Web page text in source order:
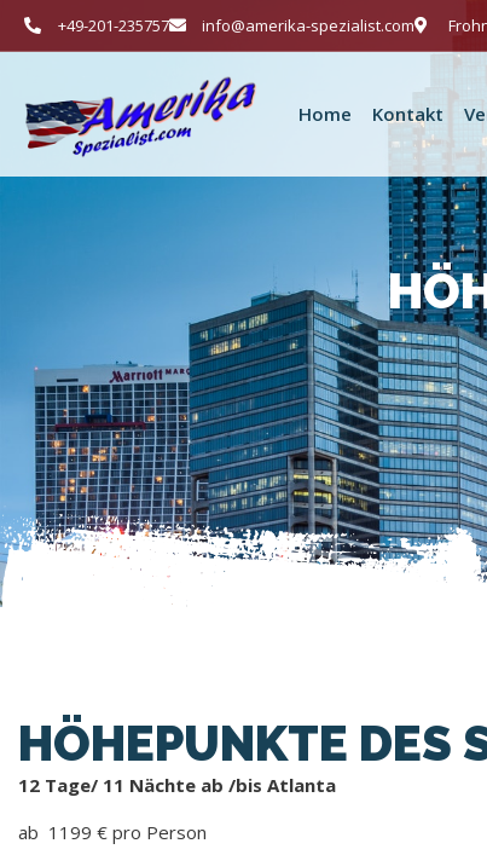
+49-201-235757 info@amerika-spezialist.com
Home Kontakt
HÖHEPUNKTE DES
12 Tage/ 11 Nächte ab /bis Atlanta
ab 1199 € pro Person